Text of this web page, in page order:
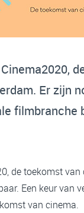
Er zijn
filmbranche
de toekomst
Een keur
van cinema.